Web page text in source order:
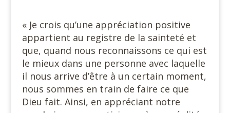
« Je crois qu’une appréciation positive
appartient au registre de la sainteté et
que, quand nous reconnaissons ce qui est
le mieux dans une personne avec laquelle
il nous arrive d’être à un certain moment,
nous sommes en train de faire ce que
Dieu fait. Ainsi, en appréciant notre